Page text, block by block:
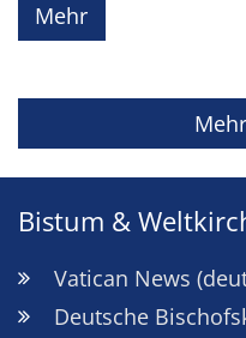
Mehr
Bistum &
Vatican News
Deutsche